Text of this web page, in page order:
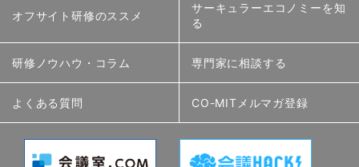
オフサイト研修のススメ
サーキュラーエコノミーを知
る
研修ノウハウ・コラム 専門家に相談する
よくある質問 CO-MITメルマガ登録